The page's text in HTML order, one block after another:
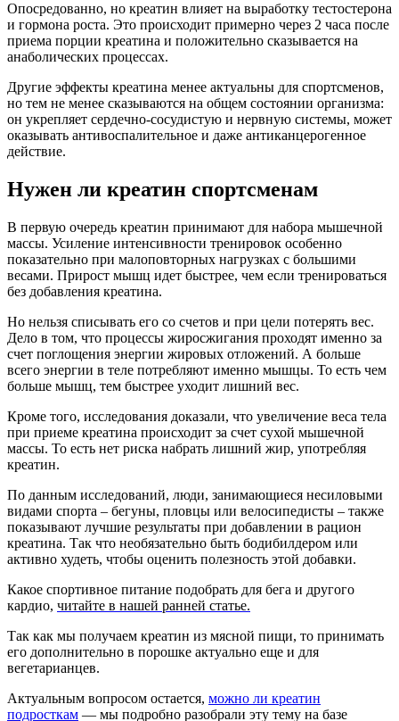
Опосредованно, но креатин влияет на выработку тестостерона
и гормона роста. Это происходит примерно через 2 часа после
приема порции креатина и положительно сказывается на
анаболических процессах.
Другие эффекты креатина менее актуальны для спортсменов,
но тем не менее сказываются на общем состоянии организма:
он укрепляет сердечно-сосудистую и нервную системы, может
оказывать антивоспалительное и даже антиканцерогенное
действие.
Нужен ли креатин спортсменам
В первую очередь креатин принимают для набора мышечной
массы. Усиление интенсивности тренировок особенно
показательно при малоповторных нагрузках с большими
весами. Прирост мышц идет быстрее, чем если тренироваться
без добавления креатина.
Но нельзя списывать его со счетов и при цели потерять вес.
Дело в том, что процессы жиросжигания проходят именно за
счет поглощения энергии жировых отложений. А больше
всего энергии в теле потребляют именно мышцы. То есть чем
больше мышц, тем быстрее уходит лишний вес.
Кроме того, исследования доказали, что увеличение веса тела
при приеме креатина происходит за счет сухой мышечной
массы. То есть нет риска набрать лишний жир, употребляя
креатин.
По данным исследований, люди, занимающиеся несиловыми
видами спорта – бегуны, пловцы или велосипедисты – также
показывают лучшие результаты при добавлении в рацион
креатина. Так что необязательно быть бодибилдером или
активно худеть, чтобы оценить полезность этой добавки.
Какое спортивное питание подобрать для бега и другого
кардио, читайте в нашей ранней статье.
Так как мы получаем креатин из мясной пищи, то принимать
его дополнительно в порошке актуально еще и для
вегетарианцев.
Актуальным вопросом остается, можно ли креатин
подросткам — мы подробно разобрали эту тему на базе